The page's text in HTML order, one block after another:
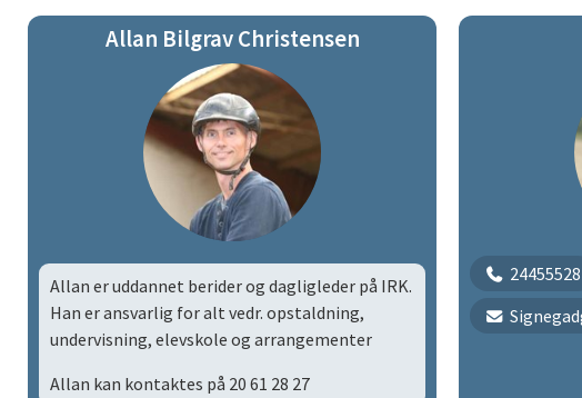
Allan Bilgrav Christensen
Allan er uddannet berider og dagligleder på IRK.
Han eransvarlig for alt vedr. opstaldning,
undervisning, elevskole og arrangementer
Allan kan kontaktes på 20 61 28 27
24455528